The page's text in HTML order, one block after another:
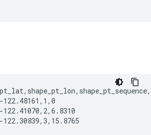
122.48161,1,0
122.41070,2,6.8310